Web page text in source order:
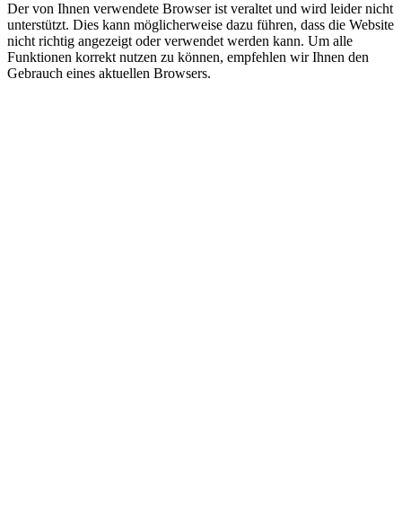
Der von Ihnen verwendete Browser ist veraltet und wird leider nicht
unterstützt. Dies kann möglicherweise dazu führen, dass die Website
nicht richtig angezeigt oder verwendet werden kann. Um alle
Funktionen korrekt nutzen zu können, empfehlen wir Ihnen den
Gebrauch eines aktuellen Browsers.